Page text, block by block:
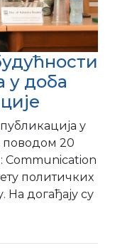
у доба
у
поводом 20
Communication
политичких
На догађају су